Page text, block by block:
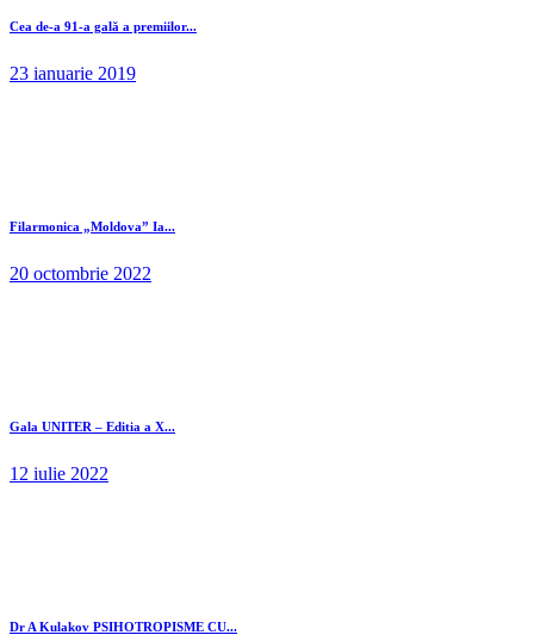
Cea de-a 91-a gală a premiilor...
23 ianuarie 2019
Filarmonica „Moldova” Ia...
20 octombrie 2022
Gala UNITER – Editia a X...
12 iulie 2022
Dr A Kulakov PSIHOTROPISME CU...